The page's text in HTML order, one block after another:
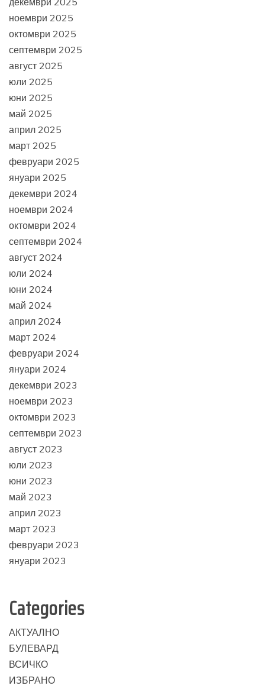
ноември 2025
октомври 2025
септември 2025
август 2025
юли 2025
юни 2025
май 2025
април 2025
март 2025
февруари 2025
януари 2025
декември 2024
ноември 2024
октомври 2024
септември 2024
август 2024
юли 2024
юни 2024
май 2024
април 2024
март 2024
февруари 2024
януари 2024
декември 2023
ноември 2023
октомври 2023
септември 2023
август 2023
юли 2023
юни 2023
май 2023
април 2023
март 2023
февруари 2023
януари 2023
Categories
АКТУАЛНО
БУЛЕВАРД
ВСИЧКО
ИЗБРАНО